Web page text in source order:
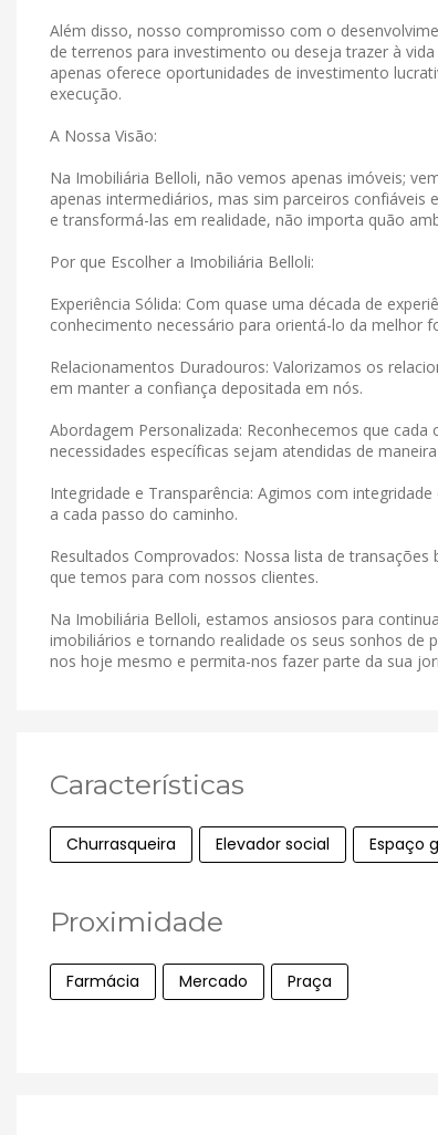
Além disso, nosso compromisso com o
de terrenos para investimento ou deseja trazer à
apenas oferece oportunidades de investimento
execução.
A Nossa Visão:
Na Imobiliária Belloli, não vemos apenas imóveis;
apenas intermediários, mas sim parceiros
e transformá-las em realidade, não importa quão
Por que Escolher a Imobiliária Belloli:
Experiência Sólida: Com quase uma década de
conhecimento necessário para orientá-lo da melhor
Relacionamentos Duradouros: Valorizamos os
em manter a confiança depositada em nós.
Abordagem Personalizada: Reconhecemos que
necessidades específicas sejam atendidas de
Integridade e Transparência: Agimos com
a cada passo do caminho.
Resultados Comprovados: Nossa lista de
que temos para com nossos clientes.
Na Imobiliária Belloli, estamos ansiosos para
imobiliários e tornando realidade os seus sonhos de
nos hoje mesmo e permita-nos fazer parte da sua
Características
Churrasqueira Elevador social Espaço
Proximidade
Farmácia Mercado Praça